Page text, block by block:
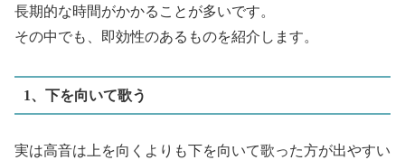
長期的な時間がかかることが多いです。
その中でも、即効性のあるものを紹介します。
1、下を向いて歌う
実は高音は上を向くよりも下を向いて歌った方が出やすい